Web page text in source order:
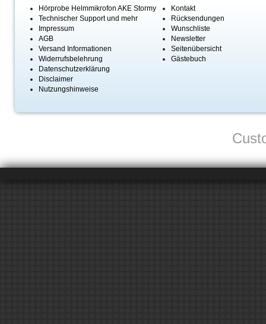
Hörprobe Helmmikrofon AKE Stormy
Technischer Support und mehr
Impressum
AGB
Versand Informationen
Widerrufsbelehrung
Datenschutzerklärung
Disclaimer
Nutzungshinweise
Kontakt
Rücksendungen
Wunschliste
Newsletter
Seitenübersicht
Gästebuch